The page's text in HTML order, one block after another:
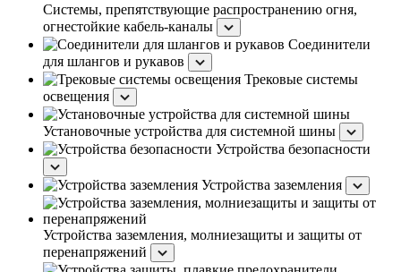
Системы, препятствующие распространению огня,
огнестойкие кабель-каналы
Соединители
для шлангов и рукавов
Трековые системы
освещения
Установочные устройства для системной шины
Устройства безопасности
Устройства заземления
Устройства заземления, молниезащиты и защиты от
перенапряжений